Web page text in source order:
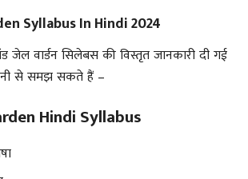
Syllabus In Hindi 2024
जेल वार्डन सिलेबस की विस्तृत जानकारी दी गई
से समझ सकते हैं –
Hindi Syllabus